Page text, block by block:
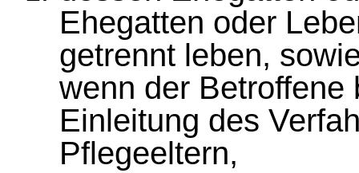
Ehegatten oder
getrennt leben,
wenn der Betroffene
Einleitung des
Pflegeeltern,